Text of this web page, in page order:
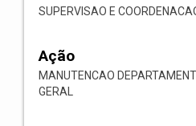
SUPERVISAO E
Ação
MANUTENCAO
GERAL